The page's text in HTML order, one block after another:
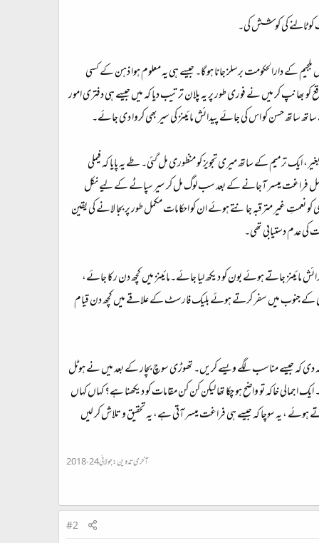
ٹالنے کی کوشش کی۔
بلجیم کے دارالحکومت برسلز جانا ہو گا۔ جیسے ہی یہ معلوم ہوا ذہن کے کسی
کر میں نے فوری طور پر یہ پلان ترتیب دیا کہ میں جیسے ہی دفتری امور
ساتھ حسن کو اس کی جائے پیدائش مائینز کی سیر بھی کروا دی جائے۔
ترمیم کے ساتھ میری تجویز کو منظوری مل گئی۔ طے یہ پایا کہ فیملی
فراغت میسر آجانے کے بعد سب لوگ مل کر سیر سپاٹے کے لیے نکل
غیر مترقبہ جانتے ہوئے ان کو احکامات مکمل طور پر بجا لانے کی یقین
کی عدم دستیابی تھی۔
مائینز جاتے ہوئے بون کو دیکھ لیا جائے۔مائینز میں کچھ دن رکا جائے،
کے جنوب میں سفر کرتے ہوئے بلیک فارسٹ کے علاقے میں کچھ دن قیام
نہ دی کہ جیسے مناسب لگے ویسے کریں۔ تھوڑی سوچ بچار کے بعد میں نے ہوٹل
خاکہ تو واضح ہو چکا تھا لیکن کن کن مقامات کو دیکھنا ہے؟ کہاں کہاں
، یہ سوچا کہ جیسے ہی فراغت میسر آتی ہے، یہ تحقیق و تلاش کر لیں
آخری تدوین:جولائی 24، 2018
#2